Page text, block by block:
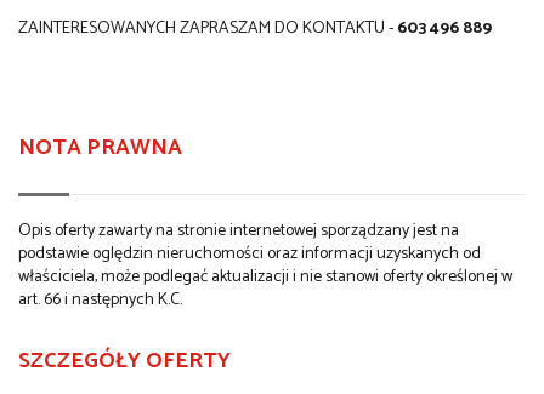
ZAINTERESOWANYCH ZAPRASZAM DO KONTAKTU -603 496 889
NOTA PRAWNA
Opis oferty zawarty na stronie internetowej sporządzany jest na
podstawie oględzin nieruchomości oraz informacji uzyskanych od
właściciela, może podlegać aktualizacji i nie stanowi oferty określonej w
art. 66 i następnych K.C.
SZCZEGÓŁY OFERTY